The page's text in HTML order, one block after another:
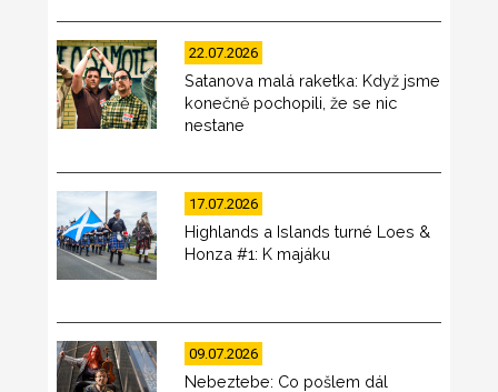
22.07.2026
Satanova malá raketka: Když jsme
konečně pochopili, že se nic
nestane
17.07.2026
Highlands a Islands turné Loes &
Honza #1: K majáku
09.07.2026
Nebeztebe: Co pošlem dál